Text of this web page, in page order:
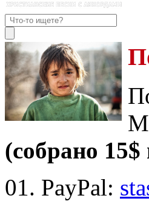
(собрано 15$
01. PayPal: